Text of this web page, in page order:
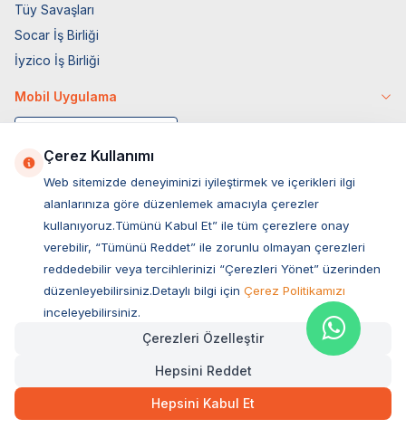
166,00TL Hızlı Teslimat
SEPETE EKLE
Tüy Savaşları
Socar İş Birliği
İyzico İş Birliği
Mobil Uygulama
Müşteri Hizmetleri
Sıkça Sorulan Sorular
Ovacık Mah. Hacıoğlu Sok. No:13 Başiskele / KOCAELİ
Müşteri Destek Hattı
Çerez Kullanımı
Web sitemizde deneyiminizi iyileştirmek ve içerikleri ilgi
alanlarınıza göre düzenlemek amacıyla çerezler
kullanıyoruz.Tümünü Kabul Et” ile tüm çerezlere onay
verebilir, “Tümünü Reddet” ile zorunlu olmayan çerezleri
reddedebilir veya tercihlerinizi “Çerezleri Yönet” üzerinden
düzenleyebilirsiniz.Detaylı bilgi için Çerez Politikamızı
inceleyebilirsiniz.
Çerezleri Özelleştir
Hepsini Reddet
Hepsini Kabul Et